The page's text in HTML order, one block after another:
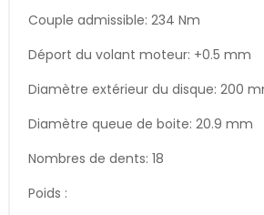
Couple admissible: 234 Nm
Déport du volant moteur: +0.5 mm
Diamètre extérieur du disque: 200
Diamètre queue de boite: 20.9 mm
Nombres de dents: 18
Poids :